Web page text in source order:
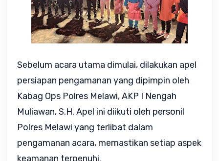
Sebelum acara utama dimulai, dilakukan apel
persiapan pengamanan yang dipimpin oleh
Kabag Ops Polres Melawi, AKP I Nengah
Muliawan, S.H. Apel ini diikuti oleh personil
Polres Melawi yang terlibat dalam
pengamanan acara, memastikan setiap aspek
keamanan terpenuhi.